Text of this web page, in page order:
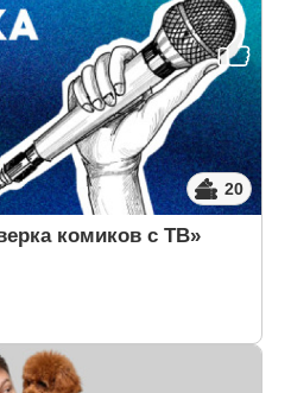
20
комиков с ТВ»